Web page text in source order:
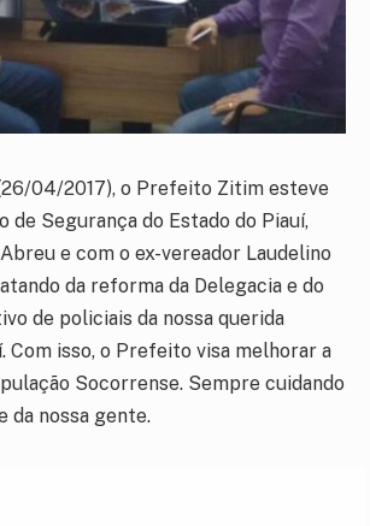
04/2017), o Prefeito Zitim esteve
de Segurança do Estado do Piauí,
e com o ex-vereador Laudelino
da reforma da Delegacia e do
de policiais da nossa querida
Com isso, o Prefeito visa melhorar a
Socorrense. Sempre cuidando
da nossa gente.